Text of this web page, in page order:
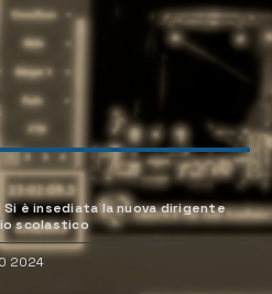
Si è insediata la nuova dirigente
scolastico
2024